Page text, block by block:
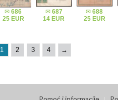
✉686
25 EUR
✉ 687
14 EUR
✉688
25 EUR
1 2 3 4 →